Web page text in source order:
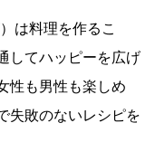
は料理を作るこ
してハッピーを広げ
性も男性も楽しめ
失敗のないレシピを